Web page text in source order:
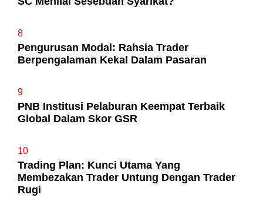
8
Pengurusan Modal: Rahsia Trader
Berpengalaman Kekal Dalam Pasaran
9
PNB Institusi Pelaburan Keempat Terbaik
Global Dalam Skor GSR
10
Trading Plan: Kunci Utama Yang
Membezakan Trader Untung Dengan Trader
Rugi